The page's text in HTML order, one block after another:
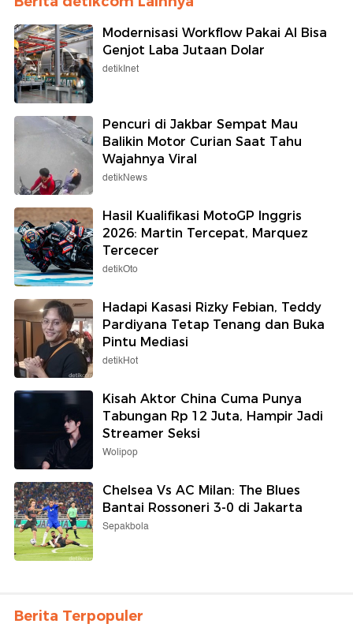
Modernisasi Workflow Pakai AI Bisa
Genjot Laba Jutaan Dolar
detikInet
Pencuri di Jakbar Sempat Mau
Balikin Motor Curian Saat Tahu
Wajahnya Viral
detikNews
Hasil Kualifikasi MotoGP Inggris
2026: Martin Tercepat, Marquez
Tercecer
detikOto
Hadapi Kasasi Rizky Febian, Teddy
Pardiyana Tetap Tenang dan Buka
Pintu Mediasi
detikHot
Kisah Aktor China Cuma Punya
Tabungan Rp 12 Juta, Hampir Jadi
Streamer Seksi
Wolipop
Chelsea Vs AC Milan: The Blues
Bantai Rossoneri 3-0 di Jakarta
Sepakbola
Berita Terpopuler